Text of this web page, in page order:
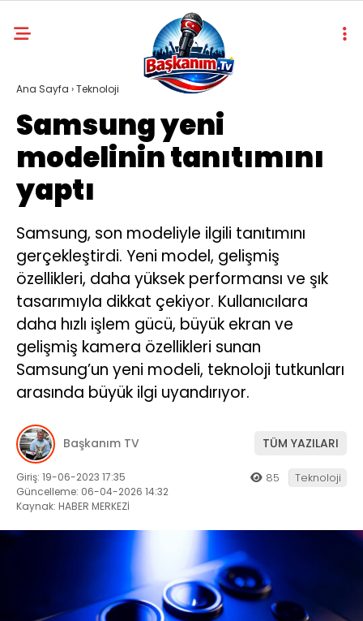
Ana Sayfa ›Teknoloji
Samsung yeni
modelinin tanıtımını
yaptı
Samsung, son modeliyle ilgili tanıtımını
gerçekleştirdi. Yeni model, gelişmiş
özellikleri, daha yüksek performansı ve şık
tasarımıyla dikkat çekiyor. Kullanıcılara
daha hızlı işlem gücü, büyük ekran ve
gelişmiş kamera özellikleri sunan
Samsung’un yeni modeli, teknoloji tutkunları
arasında büyük ilgi uyandırıyor.
Başkanım TV TÜM YAZILARI
Giriş: 19-06-2023 17:35
Güncelleme: 06-04-2026 14:32
Kaynak: HABER MERKEZİ
85 Teknoloji